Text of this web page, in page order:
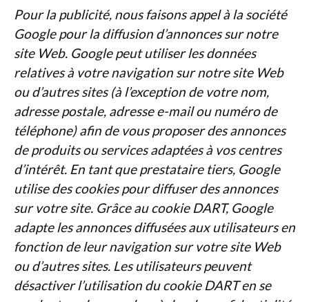
Pour la publicité, nous faisons appel à la société
Google pour la diffusion d’annonces sur notre
site Web. Google peut utiliser les données
relatives à votre navigation sur notre site Web
ou d’autres sites (à l’exception de votre nom,
adresse postale, adresse e-mail ou numéro de
téléphone) afin de vous proposer des annonces
de produits ou services adaptées à vos centres
d’intérêt. En tant que prestataire tiers, Google
utilise des cookies pour diffuser des annonces
sur votre site. Grâce au cookie DART, Google
adapte les annonces diffusées aux utilisateurs en
fonction de leur navigation sur votre site Web
ou d’autres sites. Les utilisateurs peuvent
désactiver l’utilisation du cookie DART en se